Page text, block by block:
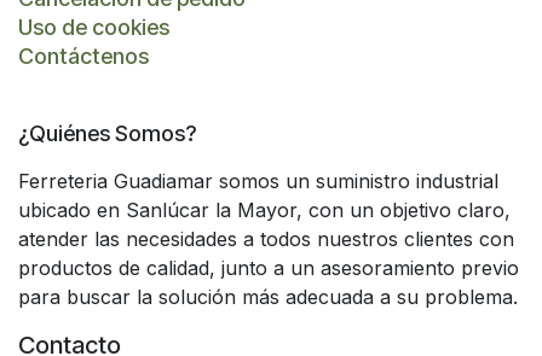
Uso de cookies
Contáctenos
¿Quiénes Somos?
Ferreteria Guadiamar somos un suministro industrial
ubicado en Sanlúcar la Mayor, con un objetivo claro,
atender las necesidades a todos nuestros clientes con
productos de calidad, junto a un asesoramiento previo
para buscar la solución más adecuada a su problema.
Contacto